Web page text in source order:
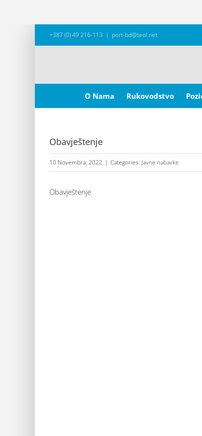
+387 (0) 49 216-113 | port-bd@teol.net
for:
O Nama
Rukovodstvo
Obavještenje
10 Novembra, 2022 | Categories: Javne nabavke
Obavještenje